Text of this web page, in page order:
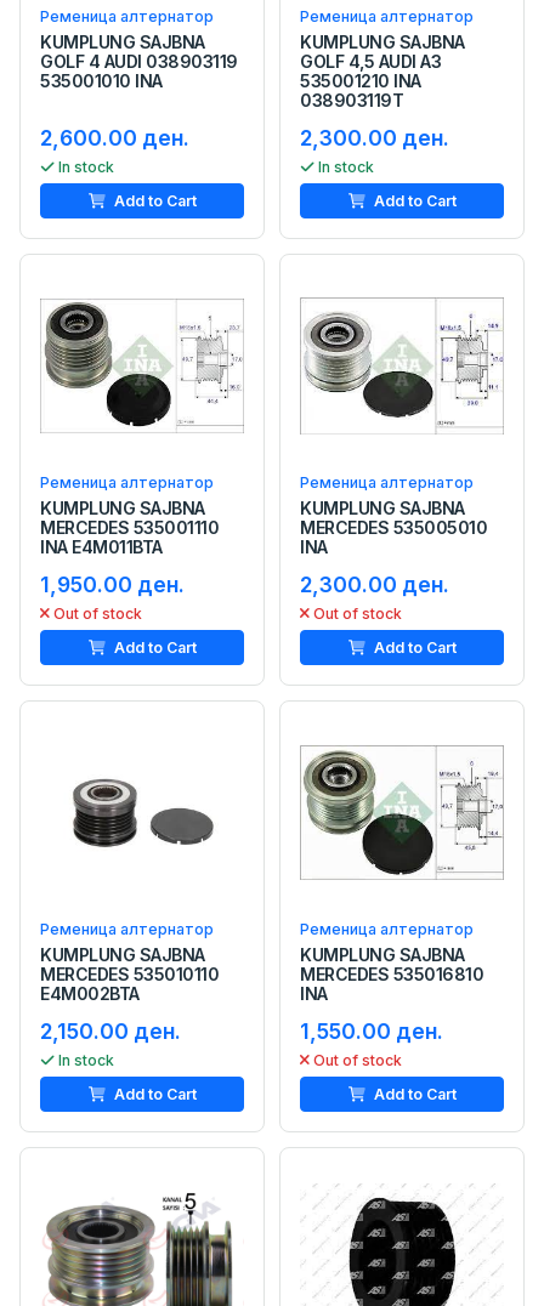
Ременица алтернатор
KUMPLUNG SAJBNA
GOLF 4 AUDI 038903119
535001010 INA
2,600.00 ден.
In stock
Add to Cart
Ременица алтернатор
KUMPLUNG SAJBNA
GOLF 4,5 AUDI A3
535001210 INA
038903119T
2,300.00 ден.
In stock
Add to Cart
Ременица алтернатор
KUMPLUNG SAJBNA
MERCEDES 535001110
INA E4M011BTA
1,950.00 ден.
Out of stock
Add to Cart
Ременица алтернатор
KUMPLUNG SAJBNA
MERCEDES 535005010
INA
2,300.00 ден.
Out of stock
Add to Cart
Ременица алтернатор
KUMPLUNG SAJBNA
MERCEDES 535010110
E4M002BTA
2,150.00 ден.
In stock
Add to Cart
Ременица алтернатор
KUMPLUNG SAJBNA
MERCEDES 535016810
INA
1,550.00 ден.
Out of stock
Add to Cart